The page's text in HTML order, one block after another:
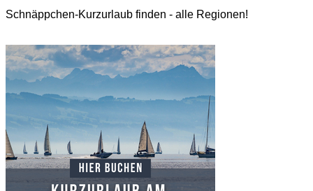
Schnäppchen-Kurzurlaub finden - alle Regionen!